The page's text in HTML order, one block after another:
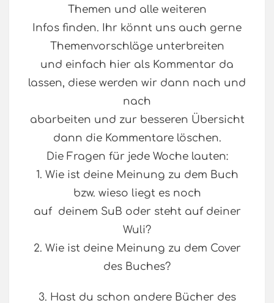
Themen und alle weiteren
Infos finden. Ihr könnt uns auch gerne
Themenvorschläge unterbreiten
und einfach hier als Kommentar da
lassen, diese werden wir dann nach und
nach
abarbeiten und zur besseren Übersicht
dann die Kommentare löschen.
Die Fragen für jede Woche lauten:
1. Wie ist deine Meinung zu dem Buch
bzw. wieso liegt es noch
auf deinem SuB oder steht auf deiner
Wuli?
2. Wie ist deine Meinung zu dem Cover
des Buches?
3. Hast du schon andere Bücher des